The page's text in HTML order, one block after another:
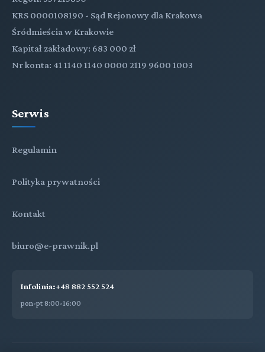
KRS 0000108190 - Sąd Rejonowy dla Krakowa
Śródmieścia w Krakowie
Kapitał zakładowy: 683 000 zł
Nr konta: 41 1140 1140 0000 2119 9600 1003
Serwis
Regulamin
Polityka prywatności
Kontakt
biuro@e-prawnik.pl
Infolinia:+48 882 552 524
pon-pt 8:00-16:00